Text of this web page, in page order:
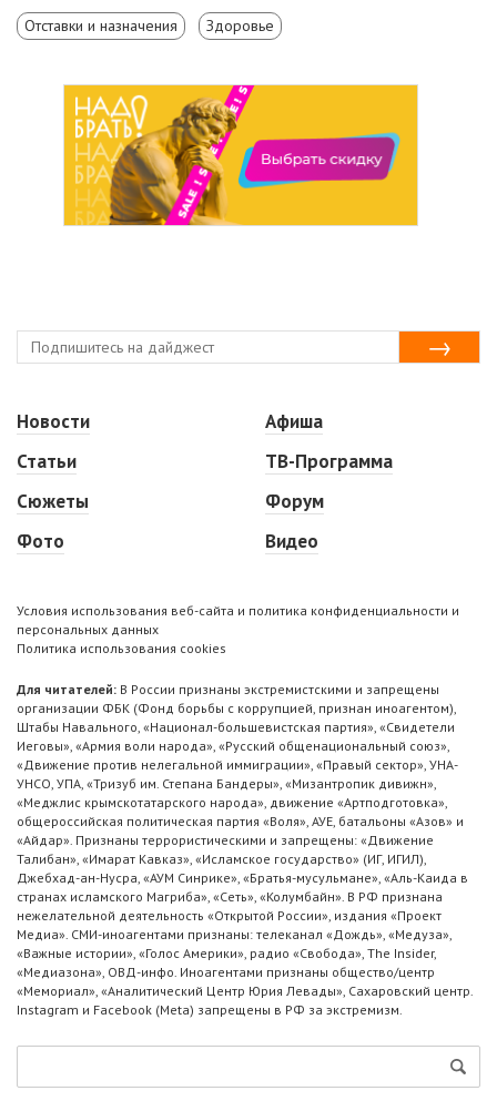
Отставки и назначения Здоровье
Новости
Статьи
Сюжеты
Фото
Афиша
ТВ-Программа
Форум
Видео
Условия использования веб-сайта и политика конфиденциальности и
персональных данных
Политика использования cookies
Для читателей: В России признаны экстремистскими и запрещены
организации ФБК (Фонд борьбы с коррупцией, признан иноагентом),
Штабы Навального, «Национал-большевистская партия», «Свидетели
Иеговы», «Армия воли народа», «Русский общенациональный союз»,
«Движение против нелегальной иммиграции», «Правый сектор», УНА-
УНСО, УПА, «Тризуб им. Степана Бандеры», «Мизантропик дивижн»,
«Меджлис крымскотатарского народа», движение «Артподготовка»,
общероссийская политическая партия «Воля», АУЕ, батальоны «Азов» и
«Айдар». Признаны террористическими и запрещены: «Движение
Талибан», «Имарат Кавказ», «Исламское государство» (ИГ, ИГИЛ),
Джебхад-ан-Нусра, «АУМ Синрике», «Братья-мусульмане», «Аль-Каида в
странах исламского Магриба», «Сеть», «Колумбайн». В РФ признана
нежелательной деятельность «Открытой России», издания «Проект
Медиа». СМИ-иноагентами признаны: телеканал «Дождь», «Медуза»,
«Важные истории», «Голос Америки», радио «Свобода», The Insider,
«Медиазона», ОВД-инфо. Иноагентами признаны общество/центр
«Мемориал», «Аналитический Центр Юрия Левады», Сахаровский центр.
Instagram и Facebook (Metа) запрещены в РФ за экстремизм.